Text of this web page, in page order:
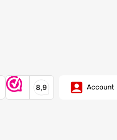
Account